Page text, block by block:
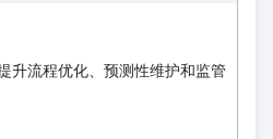
升流程优化、预测性维护和监管